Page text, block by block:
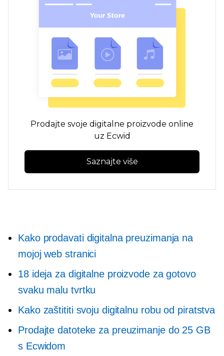
Prodajte svoje digitalne proizvode online
uz Ecwid
Saznajte više
Kako prodavati digitalna preuzimanja na
mojoj web stranici
18 ideja za digitalne proizvode za gotovo
svaku malu tvrtku
Kako zaštititi svoju digitalnu robu od piratstva
Prodajte datoteke za preuzimanje do 25 GB
s Ecwidom